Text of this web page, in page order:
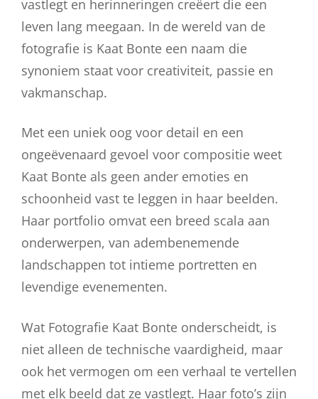
vastlegt en herinneringen creëert die een
leven lang meegaan. In de wereld van de
fotografie is Kaat Bonte een naam die
synoniem staat voor creativiteit, passie en
vakmanschap.
Met een uniek oog voor detail en een
ongeëvenaard gevoel voor compositie weet
Kaat Bonte als geen ander emoties en
schoonheid vast te leggen in haar beelden.
Haar portfolio omvat een breed scala aan
onderwerpen, van adembenemende
landschappen tot intieme portretten en
levendige evenementen.
Wat Fotografie Kaat Bonte onderscheidt, is
niet alleen de technische vaardigheid, maar
ook het vermogen om een verhaal te vertellen
met elk beeld dat ze vastlegt. Haar foto’s zijn